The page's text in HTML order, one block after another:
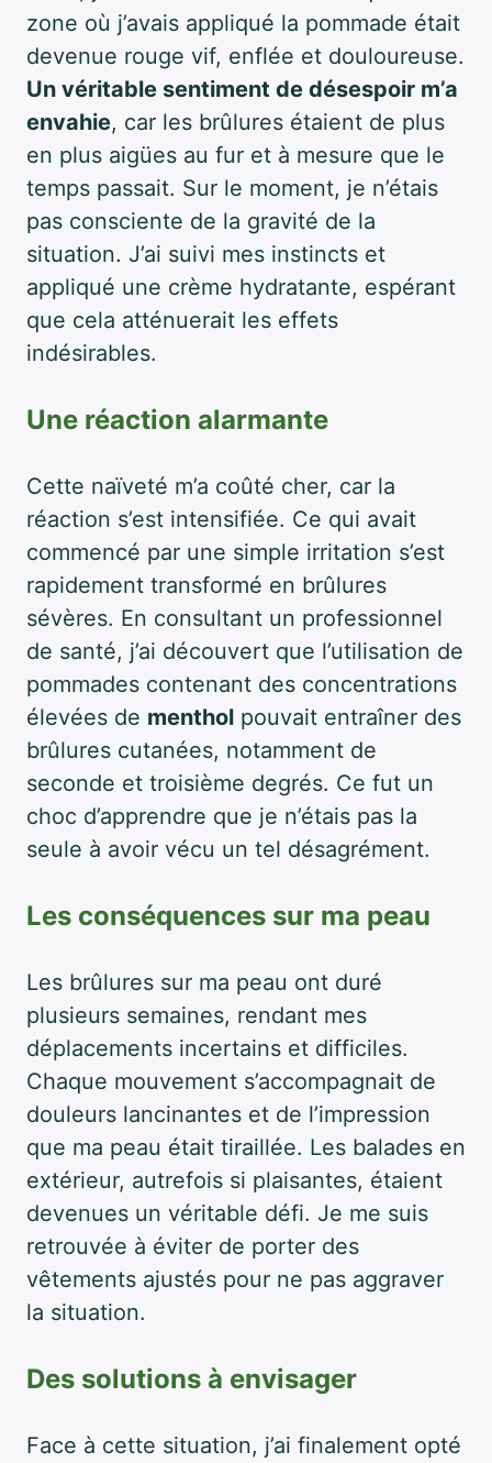
zone où j’avais appliqué la pommade était
devenue rouge vif, enflée et douloureuse.
Un véritable sentiment de désespoir m’a
envahie, car les brûlures étaient de plus
en plus aigües au fur et à mesure que le
temps passait. Sur le moment, je n’étais
pas consciente de la gravité de la
situation. J’ai suivi mes instincts et
appliqué une crème hydratante, espérant
que cela atténuerait les effets
indésirables.
Une réaction alarmante
Cette naïveté m’a coûté cher, car la
réaction s’est intensifiée. Ce qui avait
commencé par une simple irritation s’est
rapidement transformé en brûlures
sévères. En consultant un professionnel
de santé, j’ai découvert que l’utilisation de
pommades contenant des concentrations
élevées de menthol pouvait entraîner des
brûlures cutanées, notamment de
seconde et troisième degrés. Ce fut un
choc d’apprendre que je n’étais pas la
seule à avoir vécu un tel désagrément.
Les conséquences sur ma peau
Les brûlures sur ma peau ont duré
plusieurs semaines, rendant mes
déplacements incertains et difficiles.
Chaque mouvement s’accompagnait de
douleurs lancinantes et de l’impression
que ma peau était tiraillée. Les balades en
extérieur, autrefois si plaisantes, étaient
devenues un véritable défi. Je me suis
retrouvée à éviter de porter des
vêtements ajustés pour ne pas aggraver
la situation.
Des solutions à envisager
Face à cette situation, j’ai finalement opté